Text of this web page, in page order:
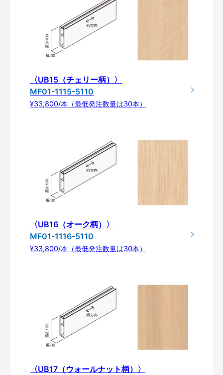
〈UB15（チェリー柄）〉
MF01-1115-5110
¥33,800/本（最低発注数量は30本）
〈UB16（オーク柄）〉
MF01-1116-5110
¥33,800/本（最低発注数量は30本）
〈UB17（ウォールナット柄）〉